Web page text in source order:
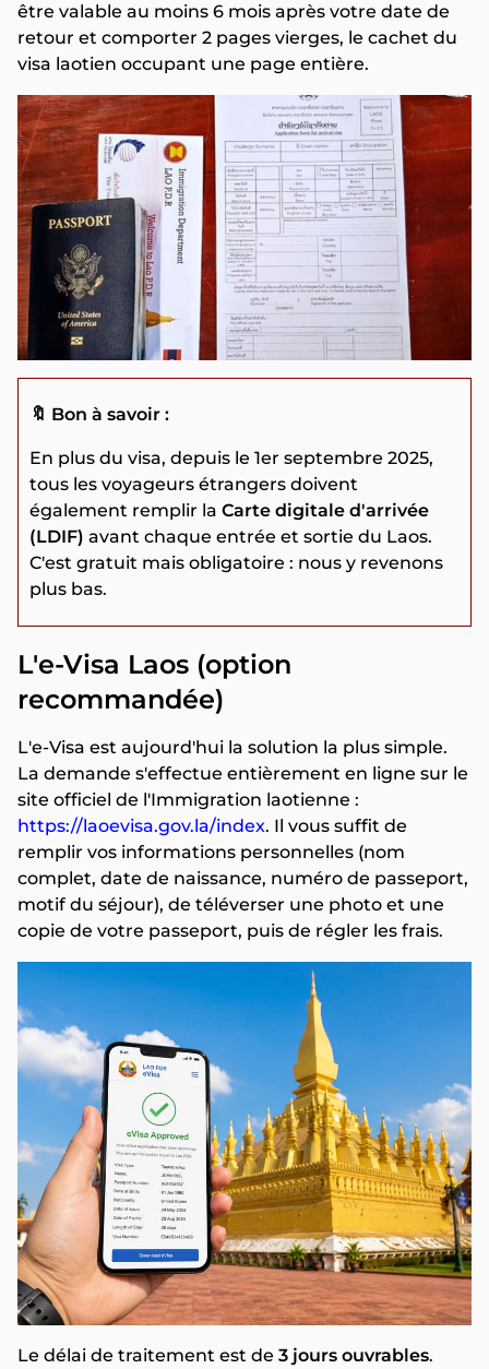
être valable au moins 6 mois après votre date de
retour et comporter 2 pages vierges, le cachet du
visa laotien occupant une page entière.
🔖 Bon à savoir :
En plus du visa, depuis le 1er septembre 2025,
tous les voyageurs étrangers doivent
également remplir la Carte digitale d'arrivée
(LDIF) avant chaque entrée et sortie du Laos.
C'est gratuit mais obligatoire : nous y revenons
plus bas.
L'e-Visa Laos (option
recommandée)
L'e-Visa est aujourd'hui la solution la plus simple.
La demande s'effectue entièrement en ligne sur le
site officiel de l'Immigration laotienne :
https://laoevisa.gov.la/index. Il vous suffit de
remplir vos informations personnelles (nom
complet, date de naissance, numéro de passeport,
motif du séjour), de téléverser une photo et une
copie de votre passeport, puis de régler les frais.
Le délai de traitement est de 3 jours ouvrables.